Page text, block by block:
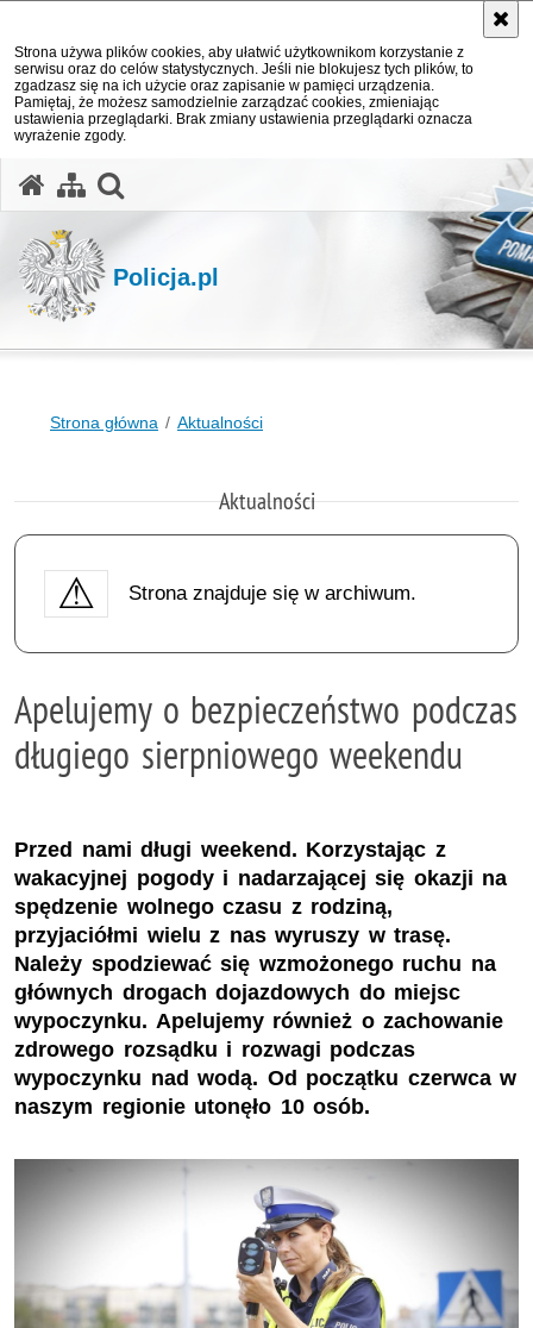
Strona używa plików cookies, aby ułatwić użytkownikom korzystanie z
serwisu oraz do celów statystycznych. Jeśli nie blokujesz tych plików, to
zgadzasz się na ich użycie oraz zapisanie w pamięci urządzenia.
Pamiętaj, że możesz samodzielnie zarządzać cookies, zmieniając
ustawienia przeglądarki. Brak zmiany ustawienia przeglądarki oznacza
wyrażenie zgody.
Policja.pl
Strona główna Aktualności
Aktualności
Strona znajduje się w archiwum.
Apelujemy o bezpieczeństwo podczas
długiego sierpniowego weekendu
Przed nami długi weekend. Korzystając z
wakacyjnej pogody i nadarzającej się okazji na
spędzenie wolnego czasu z rodziną,
przyjaciółmi wielu z nas wyruszy w trasę.
Należy spodziewać się wzmożonego ruchu na
głównych drogach dojazdowych do miejsc
wypoczynku. Apelujemy również o zachowanie
zdrowego rozsądku i rozwagi podczas
wypoczynku nad wodą. Od początku czerwca w
naszym regionie utonęło 10 osób.